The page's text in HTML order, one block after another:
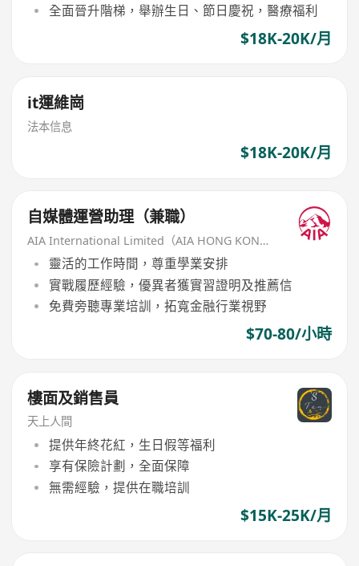
全面晉升階梯，舉辦生日、節日慶祝，醫療福利
$18K-20K/月
it運維崗
法本信息
$18K-20K/月
自媒體運營助理（兼職）
AIA International Limited（AIA HONG KONG）
靈活的工作時間，尊重學業安排
實戰履歷經驗，優異者獲實習證明及推薦信
免費旁聽專業培訓，拓寬金融行業視野
$70-80/小時
樓面及銷售員
天上人間
提供年終花紅，生日假等福利
享有保險計劃，全面保障
無需經驗，提供在職培訓
$15K-25K/月